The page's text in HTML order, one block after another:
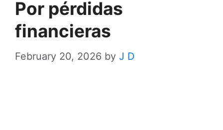
Por pérdidas
financieras
February 20, 2026 by J D